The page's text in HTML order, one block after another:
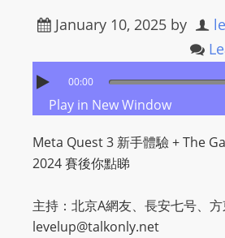
January 10, 2025 by
00:00
Play in New Window
Meta Quest 3 新手體驗 + The
2024 賽後你點睇
主持：北京A網友、長安七号、
levelup@talkonly.net